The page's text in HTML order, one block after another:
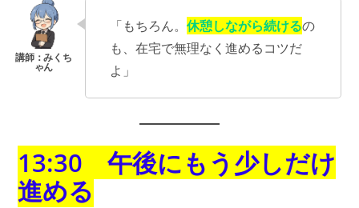
「もちろん。休憩しながら続けるの
も、在宅で無理なく進めるコツだ
よ」
13:30 午後にもう少しだけ
進める